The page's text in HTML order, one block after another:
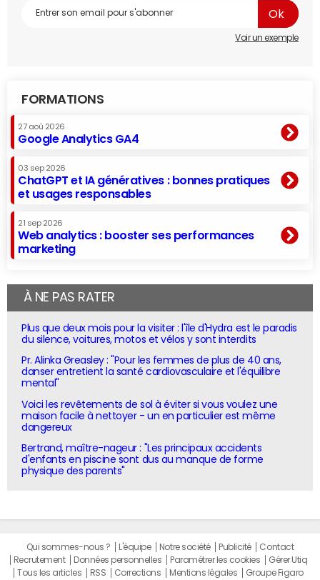
Voir un exemple
FORMATIONS
27 aoû 2026
Google Analytics GA4
03 sep 2026
ChatGPT et IA génératives : bonnes pratiques
et usages responsables
21 sep 2026
Web analytics : booster ses performances
marketing
À NE PAS RATER
Plus que deux mois pour la visiter : l'île d'Hydra est le paradis
du silence, voitures, motos et vélos y sont interdits
Pr. Alinka Greasley : "Pour les femmes de plus de 40 ans,
danser entretient la santé cardiovasculaire et l'équilibre
mental"
Voici les revêtements de sol à éviter si vous voulez une
maison facile à nettoyer - un en particulier est même
dangereux
Bertrand, maître-nageur : "Les principaux accidents
d'enfants en piscine sont dus au manque de forme
physique des parents"
Qui sommes-nous ? L'équipe Notre société Publicité
Contact
Recrutement
Données personnelles Paramétrer les cookies
Gérer Utiq
Tous les articles
RSS Corrections Mentions légales Groupe Figaro